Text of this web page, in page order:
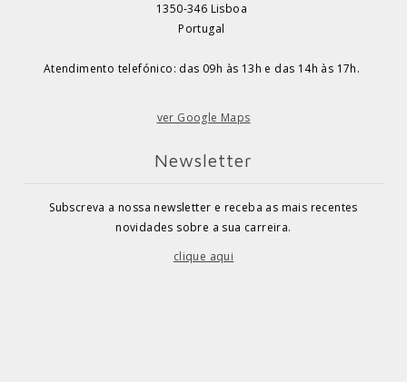
1350-346 Lisboa
Portugal
Atendimento telefónico: das 09h às 13h e das 14h às 17h.
ver Google Maps
Newsletter
Subscreva a nossa newsletter e receba as mais recentes
novidades sobre a sua carreira.
clique aqui